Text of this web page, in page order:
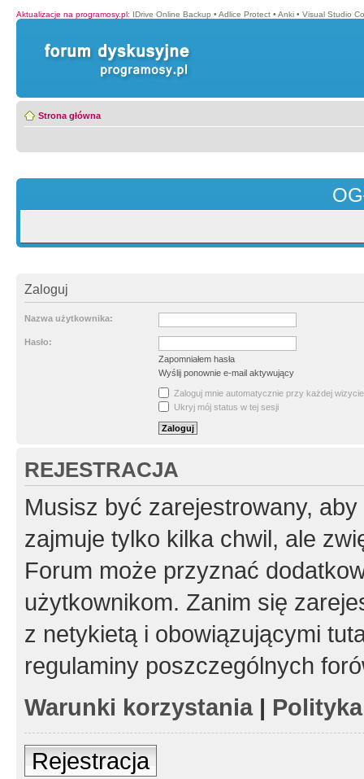
Aktualizacje na programosy.pl: IDrive Online Backup • Adlice Protect • Anki • Visual Studio
Strona główna
Zaloguj
Nazwa użytkownika:
Hasło:
Zapomniałem hasła
Wyślij ponownie e-mail aktywujący
Zaloguj mnie automatycznie przy każdej wizycie
Ukryj mój status w tej sesji
REJESTRACJA
Musisz być zarejestrowany,
zajmuje tylko kilka chwil, ale
Forum może przyznać
użytkownikom. Zanim się
z netykietą i obowiązującymi
regulaminy poszczególnych
Warunki korzystania|
Rejestracja